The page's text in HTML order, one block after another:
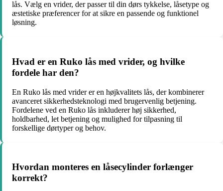
lås. Vælg en vrider, der passer til din dørs tykkelse, låsetype og
æstetiske præferencer for at sikre en passende og funktionel
løsning.
Hvad er en Ruko lås med vrider, og hvilke
fordele har den?
En Ruko lås med vrider er en højkvalitets lås, der kombinerer
avanceret sikkerhedsteknologi med brugervenlig betjening.
Fordelene ved en Ruko lås inkluderer høj sikkerhed,
holdbarhed, let betjening og mulighed for tilpasning til
forskellige dørtyper og behov.
Hvordan monteres en låsecylinder forlænger
korrekt?